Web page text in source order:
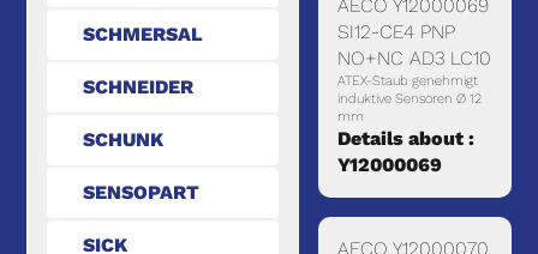
SCHMERSAL
SCHNEIDER
SCHUNK
SENSOPART
SICK
AECO Y12000069
SI12-CE4 PNP
NO+NC AD3 LC10
ATEX-Staub genehmigt
induktive Sensoren Ø 12
mm
Details about :
Y12000069
AECO Y12000070